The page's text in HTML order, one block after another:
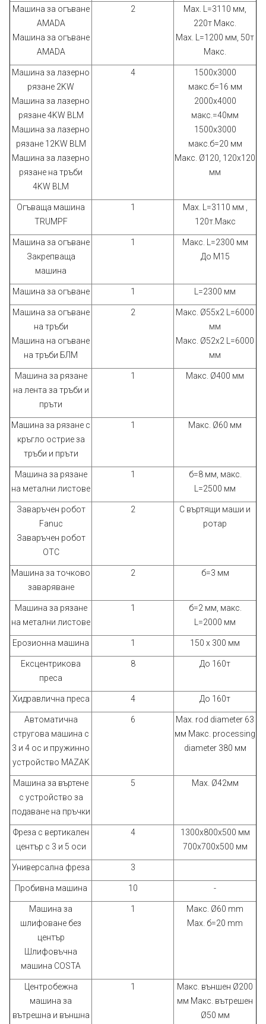
Машина за огъване
AMADA
Машина за огъване
AMADA
2
Max. L=3110 мм,
220т Макс.
Max. L=1200 мм, 50т
Макс.
Машина за лазерно
рязане 2KW
Машина за лазерно
рязане 4KW BLM
Машина за лазерно
рязане 12KW BLM
Машина за лазерно
рязане на тръби
4KW BLM
4
1500х3000
макс.б=16 мм
2000х4000
макс.=40мм
1500х3000
макс.б=20 мм
Макс. Ø120, 120x120
мм
Огъваща машина
TRUMPF
1
Max. L=3110 мм ,
120т.Макс
Машина за огъване
Закрепваща
машина
1
Макс. L=2300 мм
До M15
Машина за огъване 1 L=2300 мм
Машина за огъване
на тръби
Машина на огъване
на тръби БЛМ
2
Макс. Ø55х2 L=6000
мм
Макс. Ø52х2 L=6000
мм
Машина за рязане
на лента за тръби и
пръти
1 Макс. Ø400 мм
Машина за рязане с
кръгло острие за
тръби и пръти
1 Макс. Ø60 мм
Машина за рязане
на метални листове
1
б=8 мм, макс.
L=2500 мм
Заваръчен робот
Fanuc
Заваръчен робот
ОТС
2
С въртящи маши и
ротар
Машина за точково
заваряване
2 б=3 мм
Машина за рязане
на метални листове
1
б=2 мм, макс.
L=2000 мм
Ерозионна машина 1 150 х 300 мм
Ексцентрикова
преса
8 До 160т
Хидравлична преса 4 До 160т
Автоматична
стругова машина с
3 и 4 ос и пружинно
устройство MAZAK
6
Max. rod diameter 63
мм Макс. processing
diameter 380 мм
Машина за въртене
с устройство за
подаване на пръчки
5 Max. Ø42мм
Фреза с вертикален
център с 3 и 5 оси
4
1300x800х500 мм
700х700х500 мм
Универсална фреза 3
Пробивна машина 10 -
Машина за
шлифоване без
център
Шлифовъчна
машина COSTA
1
Макс. Ø60 mm
Max. б=20 mm
Центробежна
машина за
вътрешна и външна
1
Макс. външен Ø200
мм Макс. вътрешен
Ø50 мм